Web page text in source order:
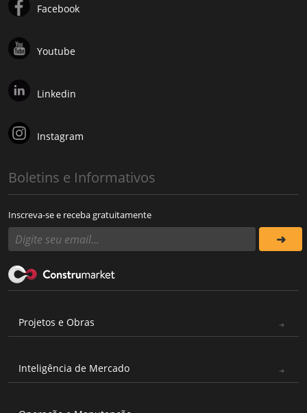
Facebook
Youtube
Linkedin
Instagram
Boletins e Informativos
Inscreva-se e receba gratuitamente
Projetos e Obras
Inteligência de Mercado